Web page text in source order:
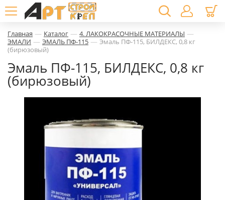
Главная — Каталог — 4. ЛАКОКРАСОЧНЫЕ МАТЕРИАЛЫ —
ЭМАЛИ — ЭМАЛЬ ПФ-115 — Эмаль ПФ-115, БИЛДЕКС, 0,8 кг
(бирюзовый)
Эмаль ПФ-115, БИЛДЕКС, 0,8 кг
(бирюзовый)